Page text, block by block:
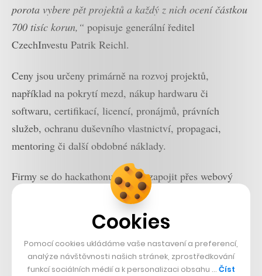
porota vybere pět projektů a každý z nich ocení částkou
700 tisíc korun,“ popisuje generální ředitel
CzechInvestu Patrik Reichl.
Ceny jsou určeny primárně na rozvoj projektů,
například na pokrytí mezd, nákup hardwaru či
softwaru, certifikací, licencí, pronájmů, právních
služeb, ochranu duševního vlastnictví, propagaci,
mentoring či další obdobné náklady.
Firmy se do hackathonu mohou zapojit přes webový
formulář, přihlášky pak do 48 hodin vyhodnocuje
porota složená z expertů, akademické sféry či státní
správy s přímým napojením na ústřední krizový štáb
mapující priority a potřeby státu.
Cookies
Pomocí cookies ukládáme vaše nastavení a preferencí,
analýze návštěvnosti našich stránek, zprostředkování
funkcí sociálních médií a k personalizaci obsahu … Číst